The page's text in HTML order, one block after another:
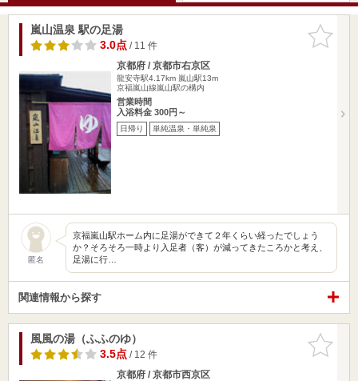
お気に入
りに追加
嵐山温泉 駅の足湯
3.0点/ 11 件
京都府 / 京都市右京区
龍安寺駅4.17km 嵐山駅13m
京福嵐山線嵐山駅の構内
営業時間
入浴料金 300円～
日帰り 単純温泉・単純泉
匿名
京福嵐山駅ホーム内に足湯ができて２年くらい経ったでしょう
か？そろそろ一時より入足者（客）が減ってきたころかと考え、
足湯に行…
関連情報から探す
お気に入
りに追加
風風の湯（ふふのゆ）
3.5点/ 12 件
京都府 / 京都市西京区